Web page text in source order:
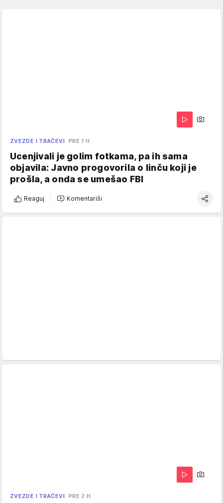
ZVEZDE I TRAČEVI PRE 1 H
Ucenjivali je golim fotkama, pa ih sama
objavila: Javno progovorila o linču koji je
prošla, a onda se umešao FBI
Reaguj Komentariši
ZVEZDE I TRAČEVI PRE 2 H